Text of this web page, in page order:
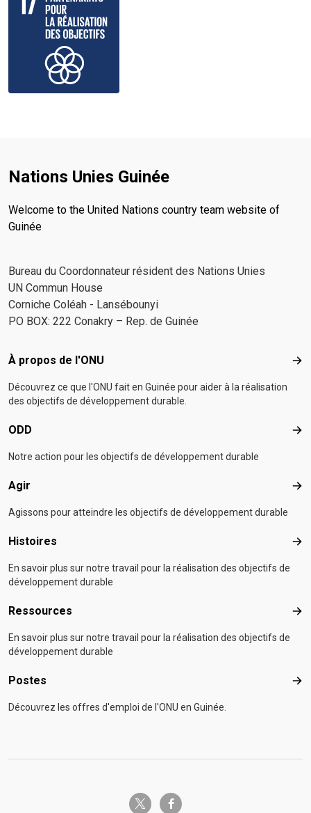
Nations Unies Guinée
Welcome to the United Nations country team website of
Guinée
Bureau du Coordonnateur résident des Nations Unies
UN Commun House
Corniche Coléah - Lansébounyi
PO BOX: 222 Conakry – Rep. de Guinée
Footer menu
À propos de l'ONU À
Découvrez ce que l'ONU fait en Guinée pour aider à la réalisation
des objectifs de développement durable.
ODD
Notre action pour les objectifs de développement durable
Agir Agir
Agissons pour atteindre les objectifs de développement durable
Histoires
En savoir plus sur notre travail pour la réalisation des objectifs de
développement durable
Ressources
En savoir plus sur notre travail pour la réalisation des objectifs de
développement durable
Postes
Découvrez les offres d'emploi de l'ONU en Guinée.
twitter-x facebook-f